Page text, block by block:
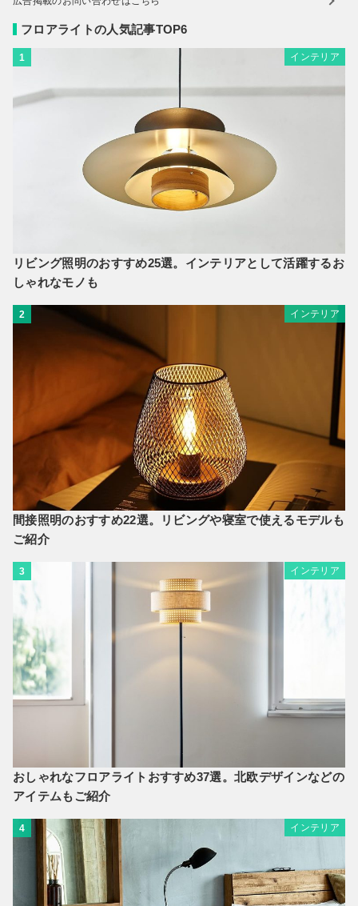
フロアライトの人気記事TOP6
1 インテリア
リビング照明のおすすめ25選。インテリアとして活躍するお
しゃれなモノも
2 インテリア
間接照明のおすすめ22選。リビングや寝室で使えるモデルも
ご紹介
3 インテリア
おしゃれなフロアライトおすすめ37選。北欧デザインなどの
アイテムもご紹介
4 インテリア